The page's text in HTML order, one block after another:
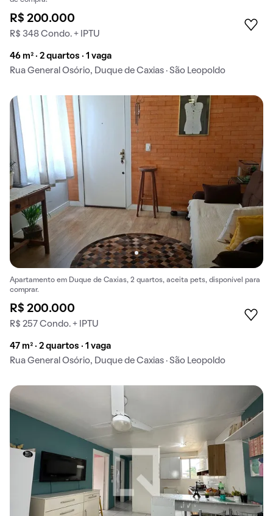
R$ 200.000
R$ 348 Condo. + IPTU
46 m² · 2 quartos · 1 vaga
Rua General Osório, Duque de Caxias · São Leopoldo
Apartamento em Duque de Caxias, 2 quartos, aceita pets, disponível para
comprar.
R$ 200.000
R$ 257 Condo. + IPTU
47 m² · 2 quartos · 1 vaga
Rua General Osório, Duque de Caxias · São Leopoldo